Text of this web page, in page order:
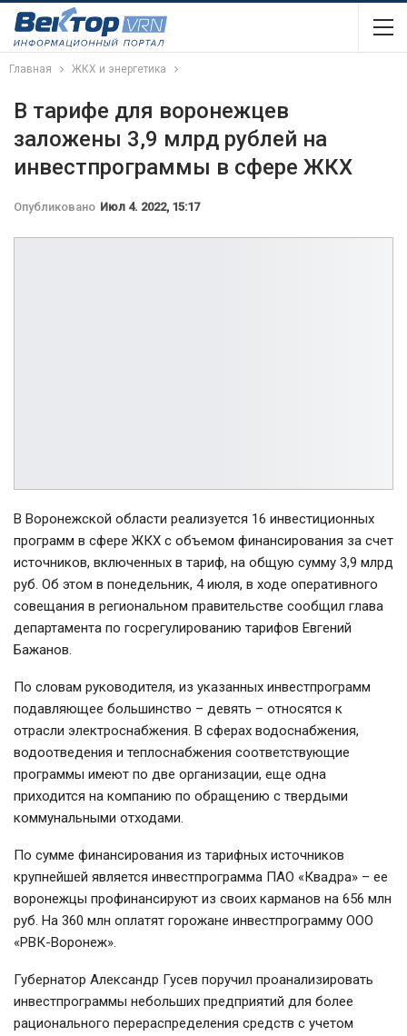
Главная ЖКХ и энергетика
В тарифе для воронежцев
заложены 3,9 млрд рублей на
инвестпрограммы в сфере ЖКХ
Опубликовано Июл 4. 2022, 15:17
В Воронежской области реализуется 16 инвестиционных
программ в сфере ЖКХ с объемом финансирования за счет
источников, включенных в тариф, на общую сумму 3,9 млрд
руб. Об этом в понедельник, 4 июля, в ходе оперативного
совещания в региональном правительстве сообщил глава
департамента по госрегулированию тарифов Евгений
Бажанов.
По словам руководителя, из указанных инвестпрограмм
подавляющее большинство – девять – относятся к
отрасли электроснабжения. В сферах водоснабжения,
водоотведения и теплоснабжения соответствующие
программы имеют по две организации, еще одна
приходится на компанию по обращению с твердыми
коммунальными отходами.
По сумме финансирования из тарифных источников
крупнейшей является инвестпрограмма ПАО «Квадра» – ее
воронежцы профинансируют из своих карманов на 656 млн
руб. На 360 млн оплатят горожане инвестпрограмму ООО
«РВК-Воронеж».
Губернатор Александр Гусев поручил проанализировать
инвестпрограммы небольших предприятий для более
рационального перераспределения средств с учетом